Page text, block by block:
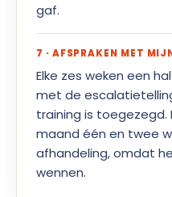
gaf.
7 · AFSPRAKEN MET
Elke zes weken een
met de
training is toegezegd.
maand één en twee
afhandeling, omdat
wennen.